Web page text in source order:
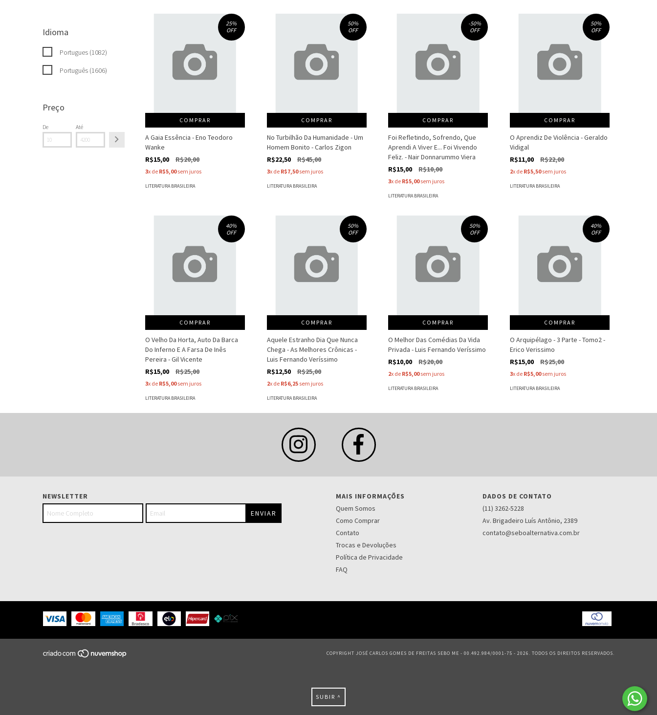
Idioma
Portugues (1082)
Português (1606)
Preço
De Até
25%
OFF
COMPRAR
A Gaia Essência - Eno Teodoro
Wanke
R$15,00
R$20,00
3x de R$5,00sem juros
LITERATURA BRASILEIRA
50%
OFF
COMPRAR
No Turbilhão Da Humanidade - Um
Homem Bonito - Carlos Zigon
R$22,50
R$45,00
3x de R$7,50sem juros
LITERATURA BRASILEIRA
-50%
OFF
COMPRAR
Foi Refletindo, Sofrendo, Que
Aprendi A Viver E... Foi Vivendo
Feliz. - Nair Donnarummo Viera
R$15,00
R$10,00
3x de R$5,00sem juros
LITERATURA BRASILEIRA
50%
OFF
COMPRAR
O Aprendiz De Violência - Geraldo
Vidigal
R$11,00
R$22,00
2x de R$5,50sem juros
LITERATURA BRASILEIRA
40%
OFF
COMPRAR
O Velho Da Horta, Auto Da Barca
Do Inferno E A Farsa De Inês
Pereira - Gil Vicente
R$15,00
R$25,00
3x de R$5,00sem juros
LITERATURA BRASILEIRA
50%
OFF
COMPRAR
Aquele Estranho Dia Que Nunca
Chega - As Melhores Crônicas -
Luis Fernando Veríssimo
R$12,50
R$25,00
2x de R$6,25sem juros
LITERATURA BRASILEIRA
50%
OFF
COMPRAR
O Melhor Das Comédias Da Vida
Privada - Luis Fernando Veríssimo
R$10,00
R$20,00
2x de R$5,00sem juros
LITERATURA BRASILEIRA
40%
OFF
COMPRAR
O Arquipélago - 3 Parte - Tomo2 -
Erico Verissimo
R$15,00
R$25,00
3x de R$5,00sem juros
LITERATURA BRASILEIRA
NEWSLETTER
MAIS INFORMAÇÕES
Quem Somos
Como Comprar
Contato
Trocas e Devoluções
Política de Privacidade
FAQ
DADOS DE CONTATO
(11) 3262-5228
Av. Brigadeiro Luís Antônio, 2389
contato@seboalternativa.com.br
COPYRIGHT JOSÉ CARLOS GOMES DE FREITAS SEBO ME - 00.492.984/0001-75 - 2026. TODOS OS DIREITOS RESERVADOS.
SUBIR ^